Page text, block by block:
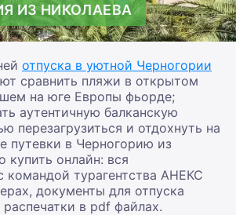
ИЗ НИКОЛАЕВА
отпуска в уютной Черногории
сравнить пляжи в открытом
на юге Европы фьорде;
аутентичную балканскую
перезагрузиться и отдохнуть на
путевки в Черногорию из
купить онлайн: вся
командой турагентства АНЕКС
документы для отпуска
в pdf файлах.